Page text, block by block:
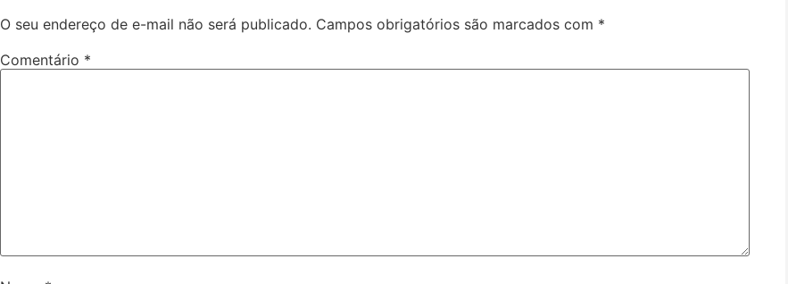
O seu endereço de e-mail não será publicado. Campos obrigatórios são marcados com *
Comentário *